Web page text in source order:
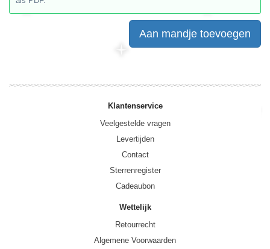
Aan mandje toevoegen
Klantenservice
Veelgestelde vragen
Levertijden
Contact
Sterrenregister
Cadeaubon
Wettelijk
Retourrecht
Algemene Voorwaarden